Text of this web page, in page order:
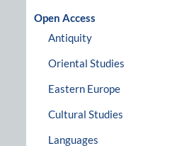
Open Access
Antiquity
Oriental Studies
Eastern Europe
Cultural Studies
Languages